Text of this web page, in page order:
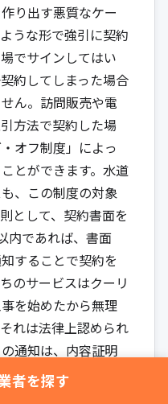
り出す悪質なケー
うな形で強引に契約
でサインしてはい
約してしまった場合
ん。訪問販売や電
方法で契約した場
オフ制度」によっ
とができます。水道
、この制度の対象
として、契約書面を
内であれば、書面
することで契約を
のサービスはクーリ
を始めたから無理
れは法律上認められ
通知は、内容証明
より確実です。手続
者を探す